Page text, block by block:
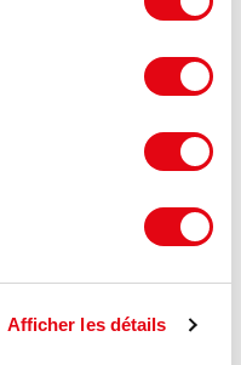
Afficher les détails